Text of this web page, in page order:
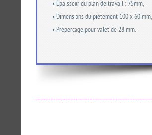
• Épaisseur du plan de travail : 75mm,
• Dimensions du piétement 100 x 60 mm,
• Préperçage pour valet de 28 mm.